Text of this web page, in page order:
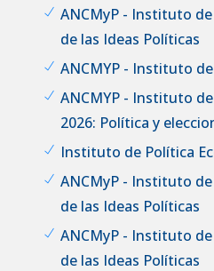
ANCMyP - Instituto
de las Ideas Políticas
ANCMYP - Instituto
ANCMYP - Instituto
2026: Política y
Instituto de Política
ANCMyP - Instituto
de las Ideas Políticas
ANCMyP - Instituto
de las Ideas Políticas